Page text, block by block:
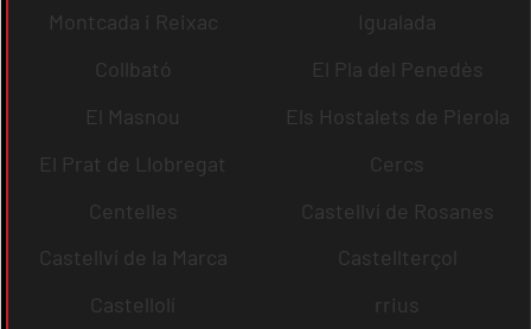
Montcada i Reixac
Igualada
Collbató
El Pla del Penedès
El Masnou
Els Hostalets de Pierola
El Prat de Llobregat
Cercs
Centelles
Castellví de Rosanes
Castellví de la Marca
Castellterçol
Castellolí
rrius